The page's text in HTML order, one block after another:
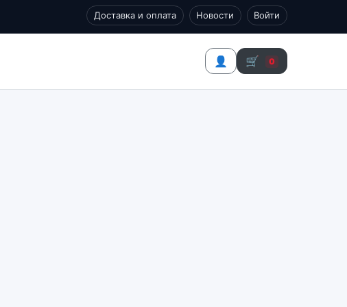
Доставка и оплата Новости Войти
👤 🛒 0